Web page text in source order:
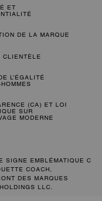
ET
DE LA MARQUE
CLIENTÈLE
L’ÉGALITÉ
(CA) ET LOI
SUR
MODERNE
SIGNE EMBLÉMATIQUE C
COACH,
DES MARQUES
LLC.